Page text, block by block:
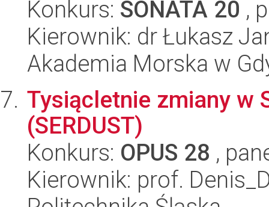
Konkurs: SONATA 20 ,
Kierownik: dr Łukasz
Akademia Morska w
Tysiącletnie zmiany w
(SERDUST)
Konkurs: OPUS 28 ,
Kierownik: prof.